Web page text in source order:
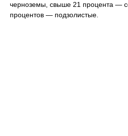
черноземы, свыше 21 процента —
процентов — подзолистые.